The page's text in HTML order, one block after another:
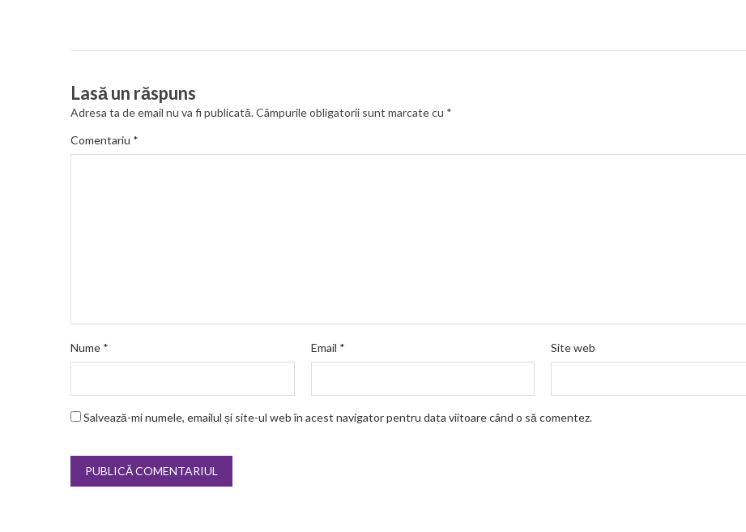
Lasă un răspuns
Adresa ta de email nu va fi publicată.Câmpurile obligatorii sunt marcate cu *
Comentariu *
Nume * Email * Site web
Salvează-mi numele, emailul și site-ul web în acest navigator pentru data viitoare când o să comentez.